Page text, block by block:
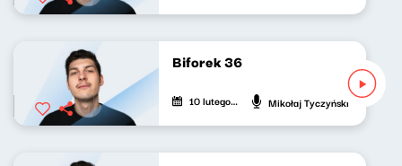
Biforek 36
10 lutego 2023 Mikołaj Tyczyński